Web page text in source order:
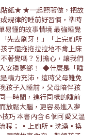
紙★ ★一起照著做，把故
規律的睡前好習慣，準時
懂的故事情境 最強睡覺
先去刷牙！」「上完廁所
子還拖拖拉拉地不肯上床
著覺嗎？ 別擔心，讓我們
安穩夢鄉！ ◆什麼是「睡
精力充沛，這時父母難免
孩子入睡前，父母陪伴孩
一時間，進行同樣的睡前
放鬆大腦，更容易進入夢
巧 本書內含６個可愛又溫
流程； ▪上廁所▪洗澡▪換